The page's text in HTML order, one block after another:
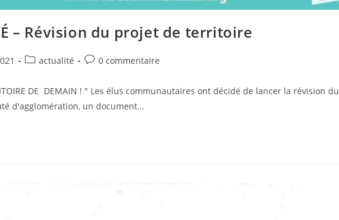
– Révision du projet de territoire
actualité 0 commentaire
DE DEMAIN ! " Les élus communautaires ont décidé de lancer la révision du
d'agglomération, un document…